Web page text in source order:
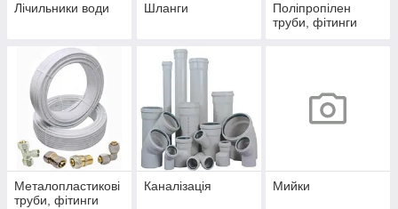
Лічильники води Шланги
Поліпропілен
труби, фітинги
Металопластикові
труби, фітинги
Каналізація Мийки